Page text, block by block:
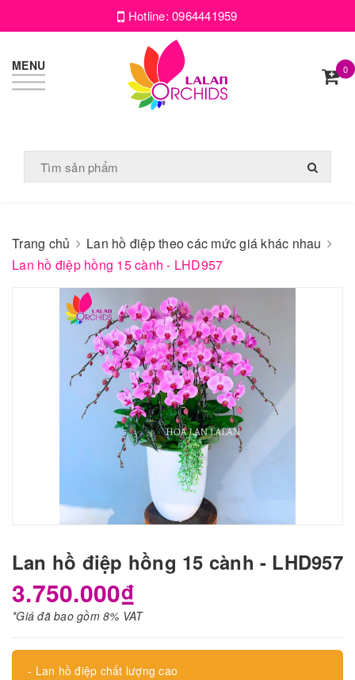
Hotline:0964441959
MENU 0
Trang chủ
Lan hồ điệp theo các mức giá khác nhau
Lan hồ điệp hồng 15 cành - LHD957
Lan hồ điệp hồng 15 cành - LHD957
3.750.000₫
*Giá đã bao gồm 8% VAT
- Lan hồ điệp chất lượng cao